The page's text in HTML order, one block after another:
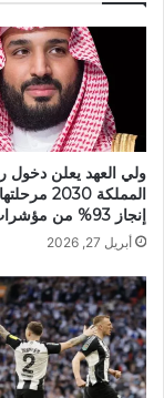
ولي العهد يعلن دخول
المملكة
إنجاز 93% من مؤشرات الأداء
أبريل 27, 2026